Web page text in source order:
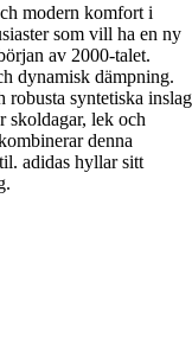
modern komfort i
som vill ha en ny
av 2000-talet.
dynamisk dämpning.
robusta syntetiska inslag
skoldagar, lek och
denna
adidas hyllar sitt